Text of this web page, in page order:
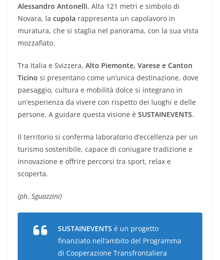
Alessandro Antonelli. Alta 121 metri e simbolo di
Novara, la cupola rappresenta un capolavoro in
muratura, che si staglia nel panorama, con la sua vista
mozzafiato.
Tra Italia e Svizzera, Alto Piemonte, Varese e Canton
Ticino si presentano come un’unica destinazione, dove
paesaggio, cultura e mobilità dolce si integrano in
un’esperienza da vivere con rispetto dei luoghi e delle
persone. A guidare questa visione è SUSTAINEVENTS.
Il territorio si conferma laboratorio d’eccellenza per un
turismo sostenibile, capace di coniugare tradizione e
innovazione e offrire percorsi tra sport, relax e
scoperta.
(ph. Sguazzini)
SUSTAINEVENTS è un progetto
finanziato nell’ambito del Programma
di Cooperazione Transfrontaliera